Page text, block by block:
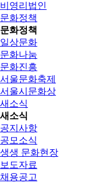
비영리법인
문화정책
문화정책
일상문화
문화나눔
문화진흥
서울문화축제
서울시문화상
새소식
새소식
공지사항
공모소식
생생 문화현장
보도자료
채용공고